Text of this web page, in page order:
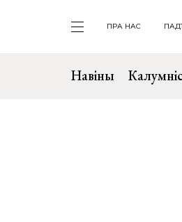
ПРА НАС
Навіны